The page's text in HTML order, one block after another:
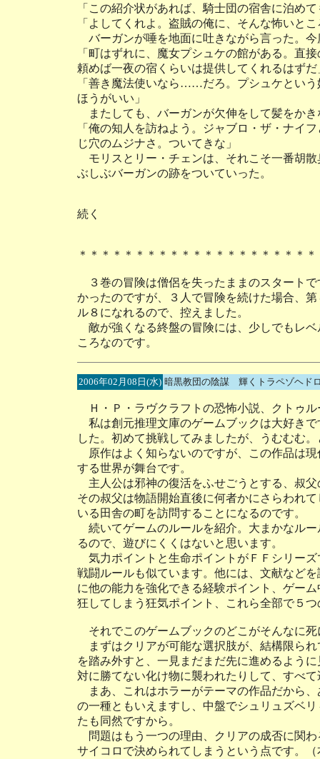
「この紹介状があれば、騎士団の宿舎に泊め
「よしてくれよ。盗賊の俺に、そんな怖いと
バーガンが唾を地面に吐きながら言った。
「町はずれに、魔女プシュケの館がある。直
頼めば一夜の宿くらいは提供してくれるはずだ
「善き魔法使いなら……だろ。プシュケとい
ほうがいい」
またしても、バーガンが欠伸をして髪をかき
「俺の知人を訪ねよう。ジャブロ・ザ・ナイ
じ穴のムジナさ。ついてきな」
モリスとリー・チェンは、それこそ一番胡
ぶしぶバーガンの跡をついていった。
続く
＊＊＊＊＊＊＊＊＊＊＊＊＊＊＊＊＊＊＊＊
３巻の冒険は僧侶を失ったままのスタート
かったのですが、３人で冒険を続けた場合、
ル８になれるので、控えました。
敵が強くなる終盤の冒険には、少しでもレ
ころなのです。
2006年02月08日(水) 暗黒教団の陰謀 輝くトラペゾヘド
Ｈ・Ｐ・ラヴクラフトの恐怖小説、クトゥ
私は創元推理文庫のゲームブックは大好き
した。初めて挑戦してみましたが、うむむむ
原作はよく知らないのですが、この作品は
する世界が舞台です。
主人公は邪神の復活をふせごうとする、叔
その叔父は物語開始直後に何者かにさらわれ
いる田舎の町を訪問することになるのです。
続いてゲームのルールを紹介。大まかなル
るので、遊びにくくはないと思います。
気力ポイントと生命ポイントがＦＦシリー
戦闘ルールも似ています。他には、文献など
に他の能力を強化できる経験ポイント、ゲー
狂してしまう狂気ポイント、これら全部で５
それでこのゲームブックのどこがそんなに
まずはクリアが可能な選択肢が、結構限ら
を踏み外すと、一見まだまだ先に進めるよう
対に勝てない化け物に襲われたりして、すべ
まあ、これはホラーがテーマの作品だから
の一種ともいえますし、中盤でシュリュズベ
たも同然ですから。
問題はもう一つの理由、クリアの成否に関
サイコロで決められてしまうという点です。